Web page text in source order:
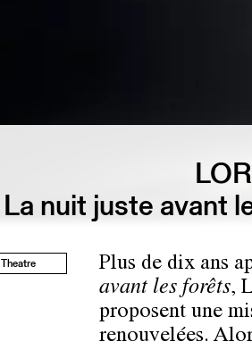
La nuit juste avant
Theatre Plus de dix ans
avant les forêts,
proposent une
renouvelées.